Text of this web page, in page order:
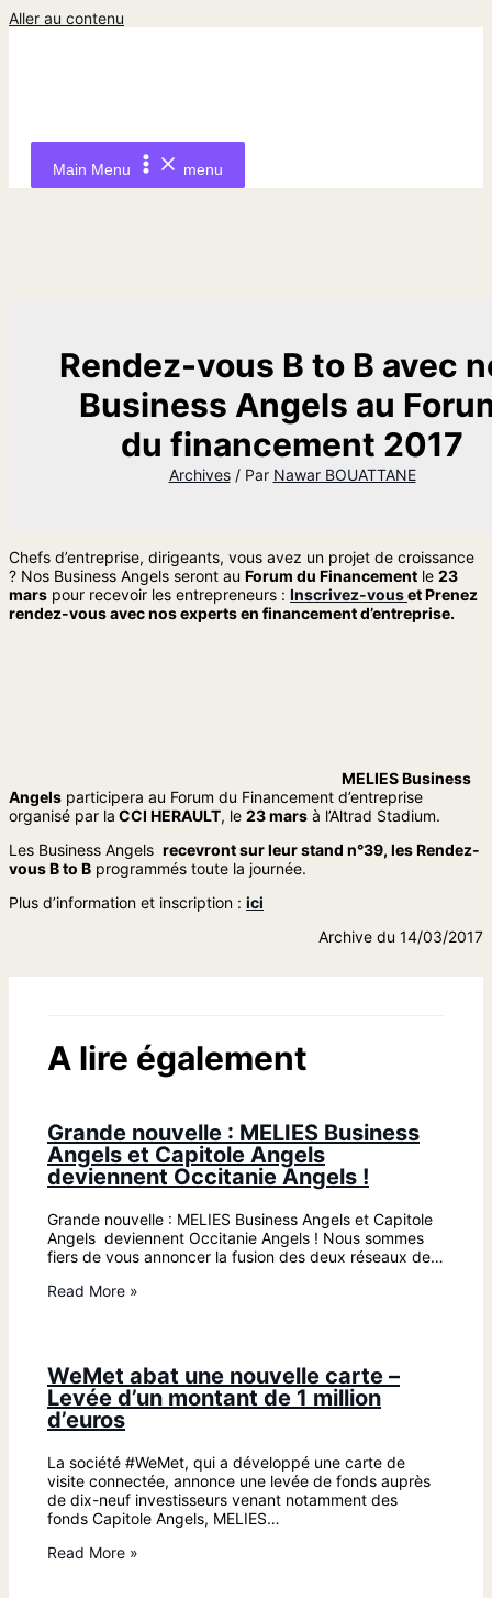
Aller au contenu
Main Menu menu
Rendez-vous B to B avec
Business Angels au
du financement 2017
Archives/ Par Nawar BOUATTANE
Chefs d’entreprise, dirigeants, vous avez un projet de croissance
? Nos Business Angels seront au Forum du Financement le 23
mars pour recevoir les entrepreneurs : Inscrivez-vouset Prenez
rendez-vous avec nos experts en financement d’entreprise.
MELIES Business
Angels participera au Forum du Financement d’entreprise
organisé par la CCI HERAULT, le 23 mars à l’Altrad Stadium.
Les Business Angels recevront sur leur stand n°39, les Rendez-
vous B to B programmés toute la journée.
Plus d’information et inscription : ici
Archive du 14/03/2017
A lire également
Grande nouvelle : MELIES Business
Angels et Capitole Angels
deviennent Occitanie Angels !
Grande nouvelle : MELIES Business Angels et Capitole
Angels deviennent Occitanie Angels ! Nous sommes
fiers de vous annoncer la fusion des deux réseaux de…
Read More »
WeMet abat une nouvelle carte –
Levée d’un montant de 1 million
d’euros
La société #WeMet, qui a développé une carte de
visite connectée, annonce une levée de fonds auprès
de dix-neuf investisseurs venant notamment des
fonds Capitole Angels, MELIES…
Read More »